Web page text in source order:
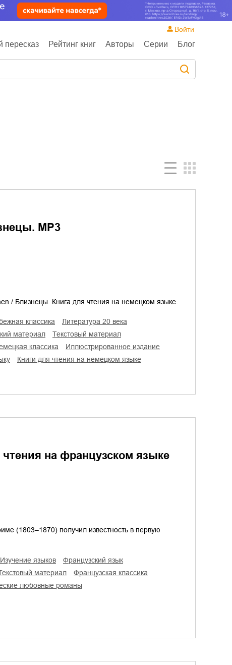
пересказ Рейтинг книг Авторы Серии Блог
Войти
MP3
/ Близнецы. Книга для чтения на немецком языке.
классика
литература 20 века
материал
текстовый материал
классика
иллюстрированное издание
книги для чтения на немецком языке
на французском языке
(1803–1870) получил известность в первую
изучение языков
французский язык
текстовый материал
французская классика
любовные романы